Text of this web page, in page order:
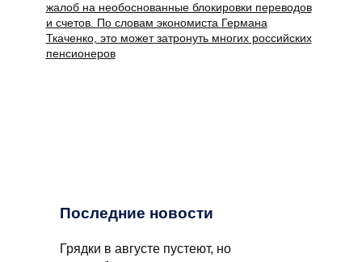
жалоб на необоснованные блокировки переводов
и счетов. По словам экономиста Германа
Ткаченко, это может затронуть многих российских
пенсионеров
Последние новости
Грядки в августе пустеют, но